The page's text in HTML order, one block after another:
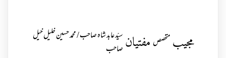
مجیب متخصص مفتیان سیّد عابد شاہ صاحب / محمد حسین خلیل خیل
صاحب